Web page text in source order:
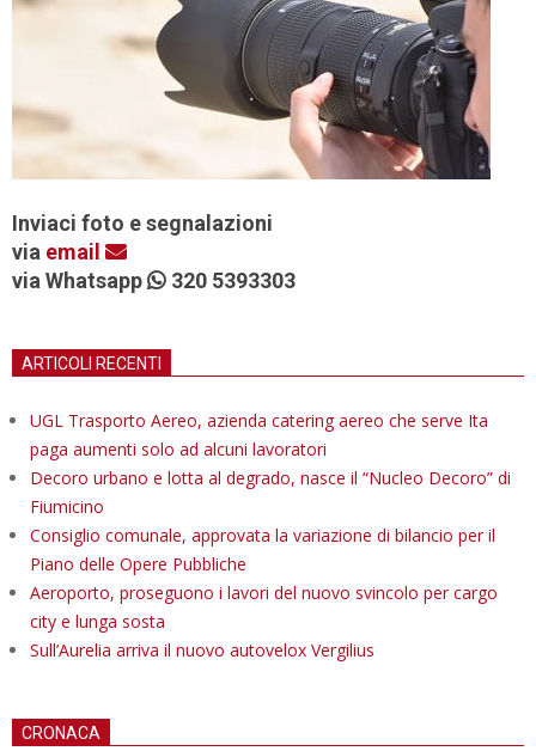
Inviaci foto e segnalazioni
via email
via Whatsapp
320 5393303
ARTICOLI RECENTI
UGL Trasporto Aereo, azienda catering aereo che serve Ita
paga aumenti solo ad alcuni lavoratori
Decoro urbano e lotta al degrado, nasce il “Nucleo Decoro” di
Fiumicino
Consiglio comunale, approvata la variazione di bilancio per il
Piano delle Opere Pubbliche
Aeroporto, proseguono i lavori del nuovo svincolo per cargo
city e lunga sosta
Sull’Aurelia arriva il nuovo autovelox Vergilius
CRONACA